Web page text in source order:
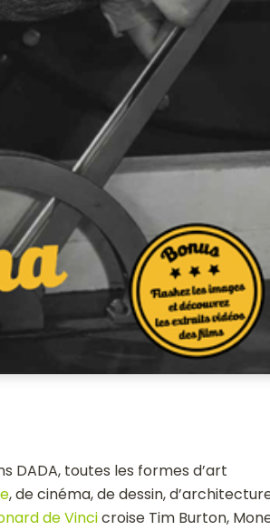
DADA, toutes les formes d’art
, de cinéma, de dessin,
de Vincicroise Tim Burton,